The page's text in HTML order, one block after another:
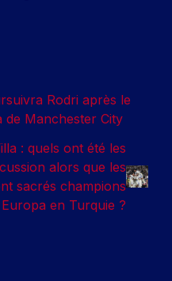
Rodri après le
de Manchester City
: quels ont été les
alors que les
sacrés champions
en Turquie ?